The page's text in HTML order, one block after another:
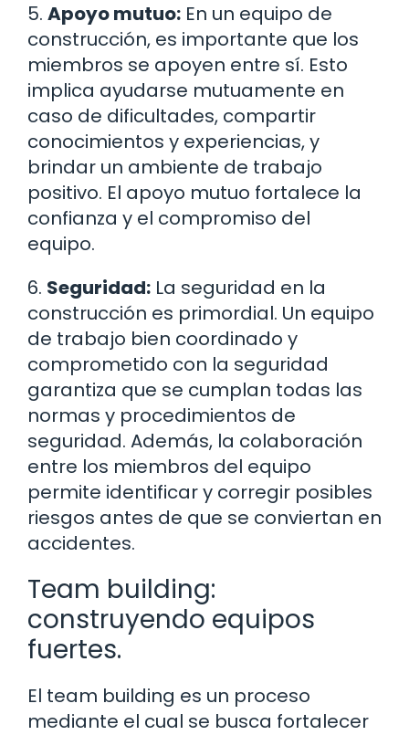
5. Apoyo mutuo: En un equipo de
construcción, es importante que los
miembros se apoyen entre sí. Esto
implica ayudarse mutuamente en
caso de dificultades, compartir
conocimientos y experiencias, y
brindar un ambiente de trabajo
positivo. El apoyo mutuo fortalece la
confianza y el compromiso del
equipo.
6. Seguridad: La seguridad en la
construcción es primordial. Un equipo
de trabajo bien coordinado y
comprometido con la seguridad
garantiza que se cumplan todas las
normas y procedimientos de
seguridad. Además, la colaboración
entre los miembros del equipo
permite identificar y corregir posibles
riesgos antes de que se conviertan en
accidentes.
Team building:
construyendo equipos
fuertes.
El team building es un proceso
mediante el cual se busca fortalecer